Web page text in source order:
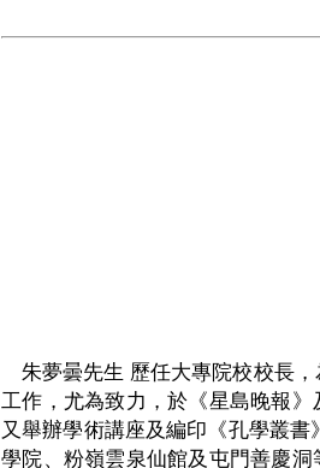
朱夢曇先生 歷任大專院校校長
工作，尤為致力，於《星島晚報
又舉辦學術講座及編印《孔學叢
學院、粉嶺雲泉仙館及屯門善慶